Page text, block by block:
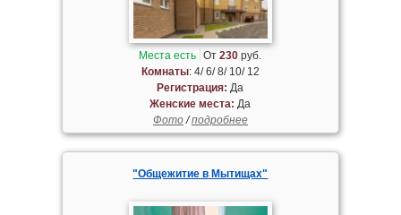
Места есть От230 руб.
Комнаты: 4/ 6/ 8/ 10/ 12
Регистрация: Да
Женские места: Да
Фото/подробнее
"Общежитие в Мытищах"